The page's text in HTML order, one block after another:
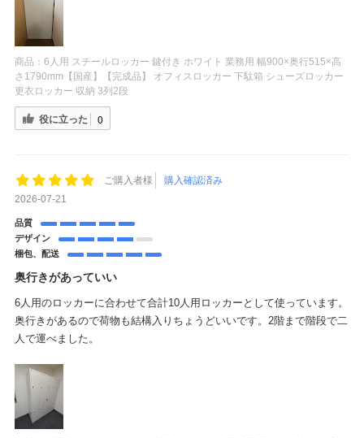
商品： 6人用 スチールロッカー 鍵付き ホワイト 業務用 幅900×奥行515×高
さ1790mm【国産】【完成品】 オフィスロッカー 下駄箱 シューズロッカー
更衣ロッカー 収納 3列2段
役に立った 0
ご購入者様
購入確認済み
2026-07-21
品質
デザイン
梱包、配送
奥行きがあっていい
6人用のロッカーに合わせて合計10人用ロッカーとして使っています。
奥行きがあるので荷物も結構入りちょうどいいです。2階まで階段で二
人で運べました。